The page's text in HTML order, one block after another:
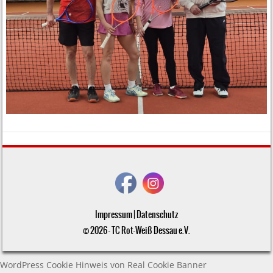
Impressum|Datenschutz
© 2026 - TC Rot-Weiß Dessau e.V.
WordPress Cookie Hinweis von Real Cookie Banner